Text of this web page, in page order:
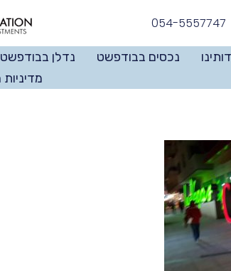
054-5557747
נכסים בבודפשט נדלן בבודפשט